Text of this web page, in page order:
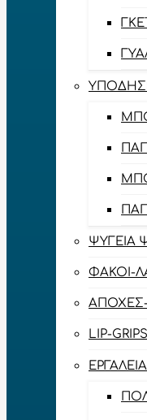
ΨΥΓΕΊΑ
ΦΑΚΟΊ-
LIP-GRIPS